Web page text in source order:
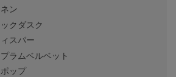
ン
クダスク
スパー
ラムベルベット
ップ